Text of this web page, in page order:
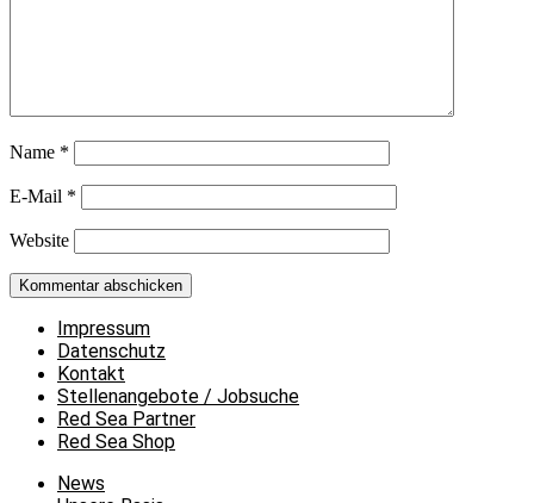
Name *
E-Mail *
Website
Impressum
Datenschutz
Kontakt
Stellenangebote / Jobsuche
Red Sea Partner
Red Sea Shop
News